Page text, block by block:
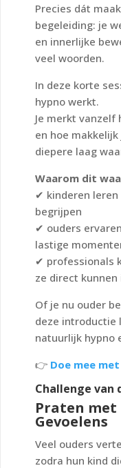
Precies dát
begeleiding: je
en innerlijke
veel woorden.
In deze korte
hypno werkt.
Je merkt vanzelf
en hoe
diepere laag
Waarom dit
✔ kinderen
begrijpen
✔ ouders
lastige
✔ professionals
ze direct
Of je nu ouder
deze introductie
natuurlijk hypno
👉 Doe mee
Challenge van
Praten met
Gevoelens
Veel ouders
zodra hun kind